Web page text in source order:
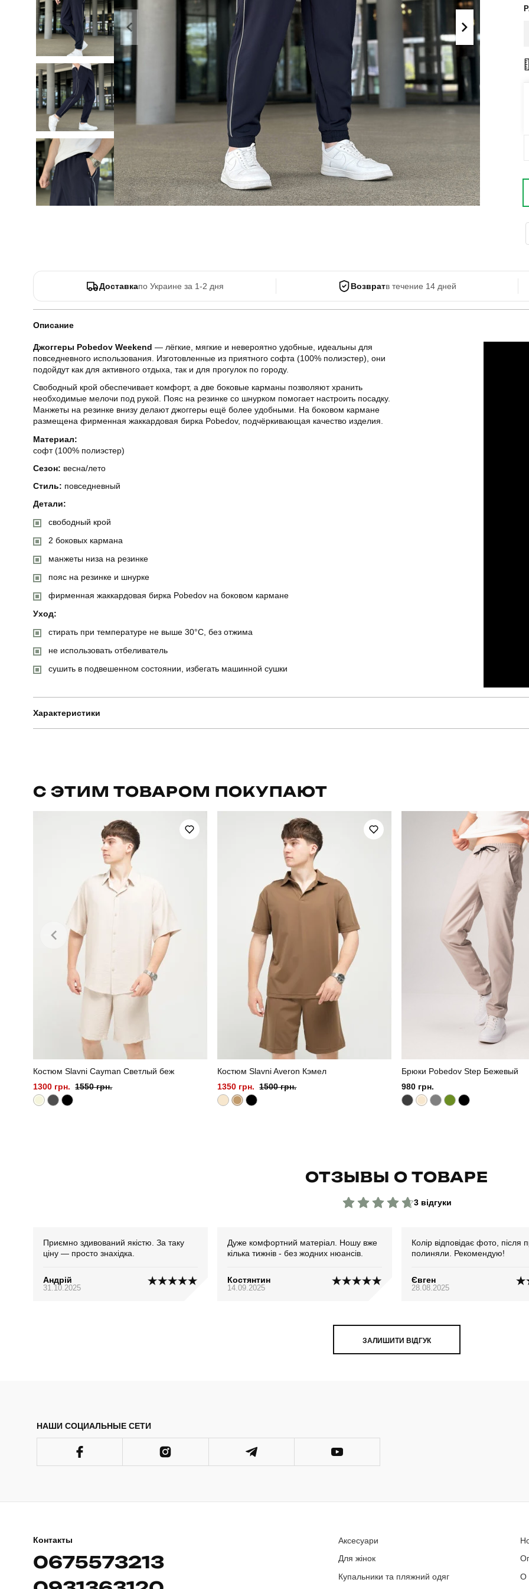
Літні комплекти
Спортивні
костюми
Кежуал
Поло
Сорочки
Футболки
Майка
ХУДІ, СВІТШОТИ, СВЕТРИ
Світшоти
Худі
Боди
Доставкапо Украине за 1-2 дня Возвратв течение 14 дней
Описание
Джоггеры Pobedov Weekend — лёгкие, мягкие и невероятно удобные, идеальны для
повседневного использования. Изготовленные из приятного софта (100% полиэстер), они
подойдут как для активного отдыха, так и для прогулок по городу.
Свободный крой обеспечивает комфорт, а две боковые карманы позволяют хранить
необходимые мелочи под рукой. Пояс на резинке со шнурком помогает настроить посадку.
Манжеты на резинке внизу делают джоггеры ещё более удобными. На боковом кармане
размещена фирменная жаккардовая бирка Pobedov, подчёркивающая качество изделия.
Материал:
софт (100% полиэстер)
Сезон: весна/лето
Стиль: повседневный
Детали:
свободный крой
2 боковых кармана
манжеты низа на резинке
пояс на резинке и шнурке
фирменная жаккардовая бирка Pobedov на боковом кармане
Уход:
стирать при температуре не выше 30°C, без отжима
не использовать отбеливатель
сушить в подвешенном состоянии, избегать машинной сушки
Характеристики
Стиль
100% поліестер Країна - виробник
С ЭТИМ ТОВАРОМ ПОКУПАЮТ
Костюм Slavni Cayman Светлый беж
1300 грн. 1550 грн.
Костюм Slavni Averon Кэмел
1350 грн. 1500 грн.
Брюки Pobedov Step Бежевый
980 грн.
ОТЗЫВЫ О ТОВАРЕ
3 відгуки
Приємно здивований якістю. За таку
ціну — просто знахідка.
Андрій
31.10.2025
Дуже комфортний матеріал. Ношу вже
кілька тижнів - без жодних нюансів.
Костянтин
14.09.2025
Колір відповідає фото, після
полиняли. Рекомендую!
Євген
28.08.2025
ЗАЛИШИТИ ВІДГУК
НАШИ СОЦИАЛЬНЫЕ СЕТИ
Контакты
0675573213
Аксесуари
Для жінок
Купальники та пляжний одяг
О